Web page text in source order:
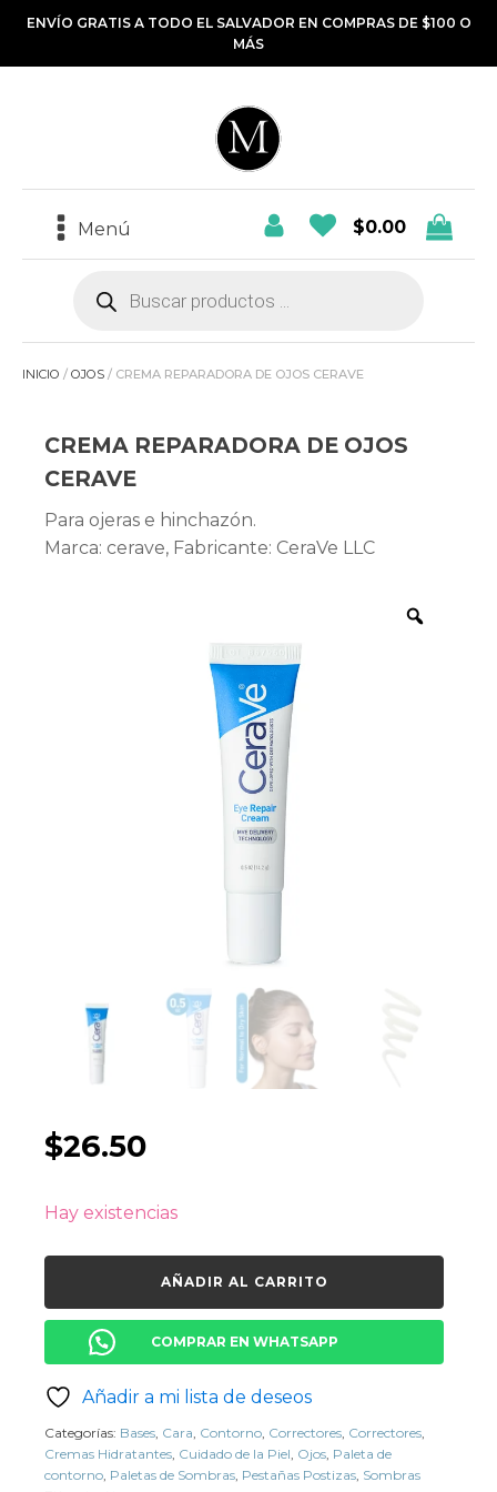
ENVÍO GRATIS A TODO EL SALVADOR EN COMPRAS DE $100 O
MÁS
Menú $0.00
Búsqueda
INICIO / OJOS / CREMA REPARADORA DE OJOS CERAVE
CREMA REPARADORA DE OJOS
CERAVE
Para ojeras e hinchazón.
Marca: cerave, Fabricante: CeraVe LLC
$26.50
Hay existencias
AÑADIR AL CARRITO
COMPRAR EN WHATSAPP
Añadir a mi lista de deseos
Categorías: Bases, Cara, Contorno, Correctores, Correctores,
Cremas Hidratantes, Cuidado de la Piel, Ojos, Paleta de
contorno, Paletas de Sombras, Pestañas Postizas, Sombras